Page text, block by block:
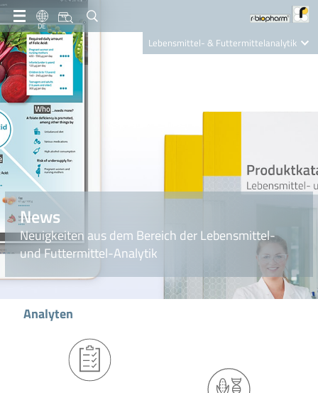
DE
Lebensmittel- & Futtermittelanalytik
Nutrition Care
News
Neuigkeiten aus dem Bereich der Lebensmittel-
und Futtermittel-Analytik
Analyten